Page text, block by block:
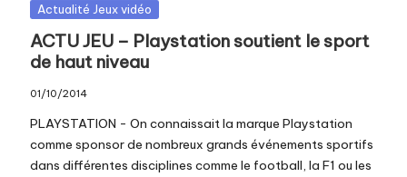
Posted
Actualité Jeux vidéo
ACTU JEU – Playstation soutient le sport
de haut niveau
01/10/2014
PLAYSTATION - On connaissait la marque Playstation
comme sponsor de nombreux grands événements sportifs
dans différentes disciplines comme le football, la F1 ou les